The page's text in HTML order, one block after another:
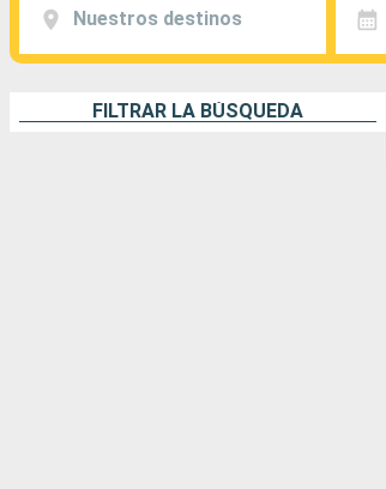
Nuestros destinos
FILTRAR LA BÚSQUEDA